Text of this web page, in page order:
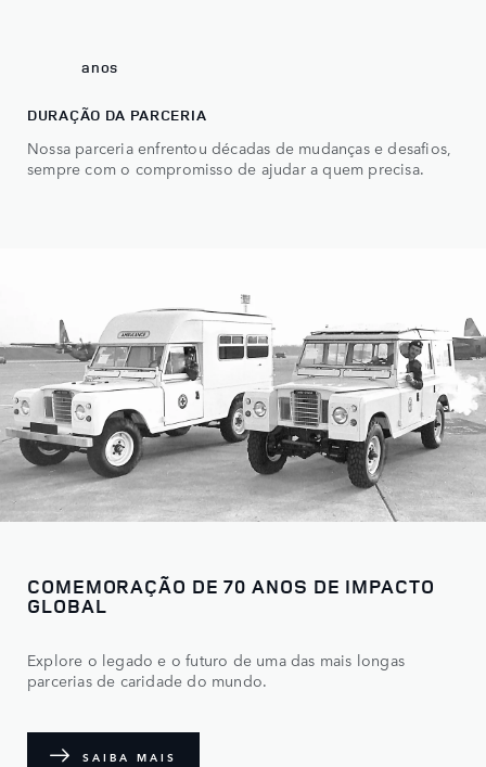
anos
DURAÇÃO DA PARCERIA
Nossa parceria enfrentou décadas de mudanças e desafios,
sempre com o compromisso de ajudar a quem precisa.
COMEMORAÇÃO DE 70 ANOS DE IMPACTO
GLOBAL
Explore o legado e o futuro de uma das mais longas
parcerias de caridade do mundo.
SAIBA MAIS